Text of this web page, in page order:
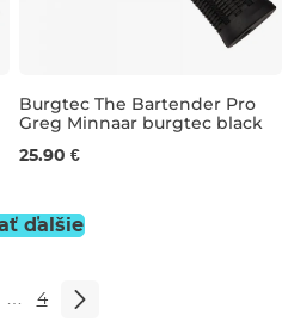
31,5 mm
Burgtec The Bartender Pro
Greg Minnaar burgtec black
25.90 €
ďalšie
… 4